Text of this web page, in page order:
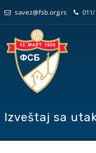
savez@fsb.org.rs 011/
Izveštaj sa